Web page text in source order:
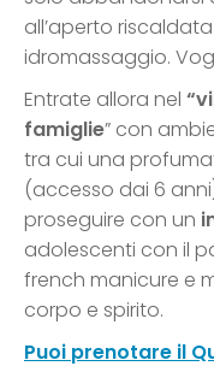
all’aperto
idromassaggio.
Entrate allora nel
famiglie” con
tra cui una
(accesso dai 6
proseguire con un
adolescenti con il
french manicure e
corpo e spirito.
Puoi prenotare il